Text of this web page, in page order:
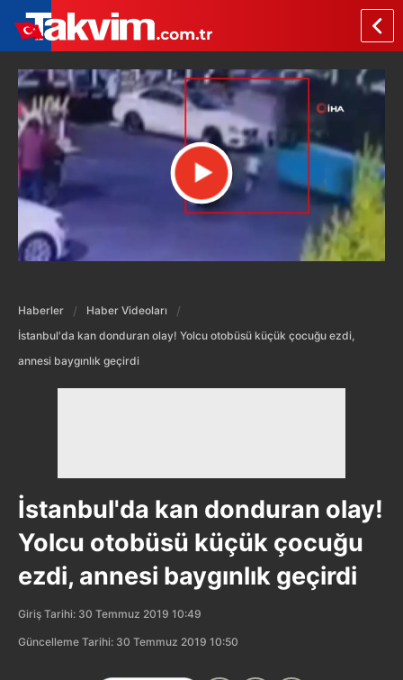
Haberler
Haber Videoları
İstanbul'da kan donduran olay! Yolcu otobüsü küçük çocuğu ezdi,
annesi baygınlık geçirdi
İstanbul'da kan donduran olay!
Yolcu otobüsü küçük çocuğu
ezdi, annesi baygınlık geçirdi
Giriş Tarihi: 30 Temmuz 2019 10:49
Güncelleme Tarihi: 30 Temmuz 2019 10:50